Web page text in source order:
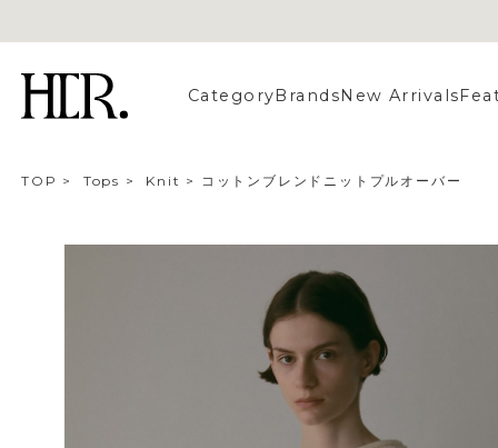
Category Brands New Arrivals
TOP > Tops > Knit > コットンブレンドニットプルオーバー